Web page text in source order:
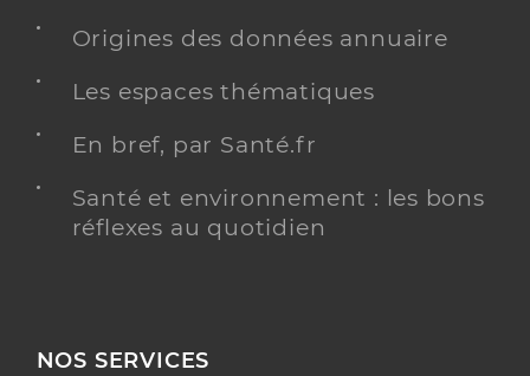
Origines des données annuaire
Les espaces thématiques
En bref, par Santé.fr
Santé et environnement : les bons
réflexes au quotidien
NOS SERVICES